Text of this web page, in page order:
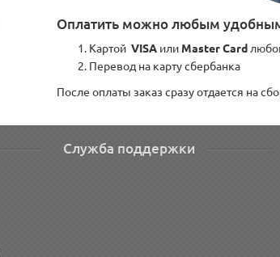
Оплатить можно любым
Картой VISA или Master Card
Перевод на карту сбербанка
После оплаты заказ сразу отдается на
Служба поддержки